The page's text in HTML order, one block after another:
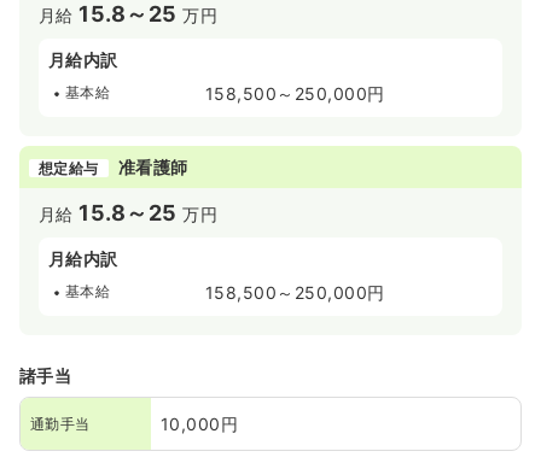
月給 15.8～25 万円
月給内訳
基本給 158,500～250,000円
想定給与 准看護師
月給 15.8～25 万円
月給内訳
基本給 158,500～250,000円
諸手当
通勤手当 10,000円